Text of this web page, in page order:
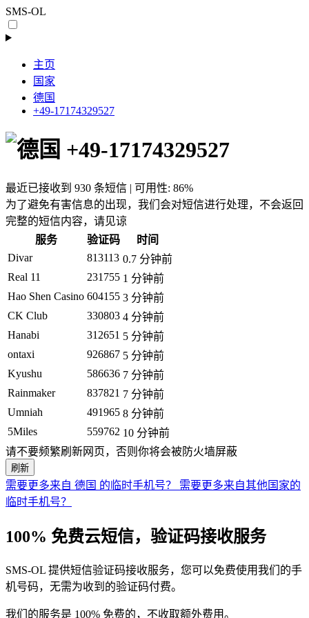
SMS-OL
主页
国家
德国
+49-17174329527
+49-17174329527
最近已接收到 930 条短信 | 可用性: 86%
为了避免有害信息的出现，我们会对短信进行处理，不会返回
完整的短信内容，请见谅
服务
验证码
时间
Divar
813113 0.7 分钟前
Real 11
231755 1 分钟前
Hao Shen Casino 604155 3 分钟前
CK Club
330803 4 分钟前
Hanabi
312651 5 分钟前
ontaxi
926867 5 分钟前
Kyushu
586636 7 分钟前
Rainmaker
837821 7 分钟前
Umniah
491965 8 分钟前
5Miles
559762 10 分钟前
请不要频繁刷新网页，否则你将会被防火墙屏蔽
刷新
需要更多来自 德国 的临时手机号？ 需要更多来自其他国家的
临时手机号？
100% 免费云短信，验证码接收服务
SMS-OL 提供短信验证码接收服务，您可以免费使用我们的手
机号码，无需为收到的验证码付费。
我们的服务是 100% 免费的，不收取额外费用。